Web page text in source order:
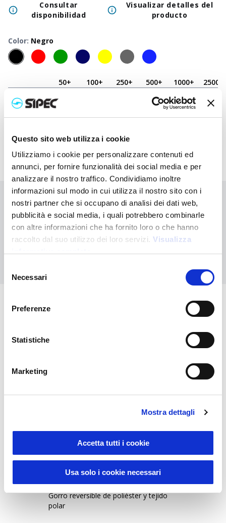
Questo sito web utilizza i cookie
Utilizziamo i cookie per personalizzare contenuti ed
annunci, per fornire funzionalità dei social media e per
analizzare il nostro traffico. Condividiamo inoltre
informazioni sul modo in cui utilizza il nostro sito con i
nostri partner che si occupano di analisi dei dati web,
pubblicità e social media, i quali potrebbero combinarle
con altre informazioni che ha fornito loro o che hanno
raccolto dal suo utilizzo dei loro servizi. Visualizza
delNecessari
Preferenze
Statistiche
Marketing
Mostra dettagli
Accetta tutti i cookie
Usa solo i cookie necessari
Consultar
disponibilidad
Visualizar detalles del
producto
Color: Negro
50+ 100+ 250+ 500+ 1000+ 2500
neutro
1,750 1,750€ 1,750€ 1,750
3,095€ 2,875€ 2,732€ 2,680€ 2,647€ 2,632€
¿No has encontrado lo que buscabas?
Contáctanos para recibir asistencia o haz tu pedido
personalizado
Contáctanos
También puede interesarle
20393
Gorro reversible de poliéster y tejido
polar